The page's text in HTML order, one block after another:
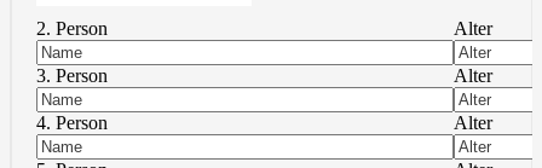
2. Person Alter
3. Person Alter
4. Person Alter